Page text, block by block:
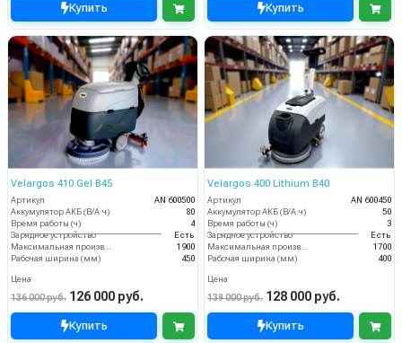
Купить Купить
Velargos 410 Gel B45
Артикул
AN 600500
Аккумулятор АКБ (В/А·ч)
80
Время работы (ч)
4
Зарядное устройство
Есть
Максимальная производительность (кв.м/час)
1900
Рабочая ширина (мм)
450
Цена
136 000 руб. 126 000 руб.
Купить
Velargos 400 Lithium B40
Артикул
AN 600450
Аккумулятор АКБ (В/А·ч)
50
Время работы (ч)
3
Зарядное устройство
Есть
Максимальная производительность (кв.м/час)
1700
Рабочая ширина (мм)
400
Цена
139 000 руб. 128 000 руб.
Купить